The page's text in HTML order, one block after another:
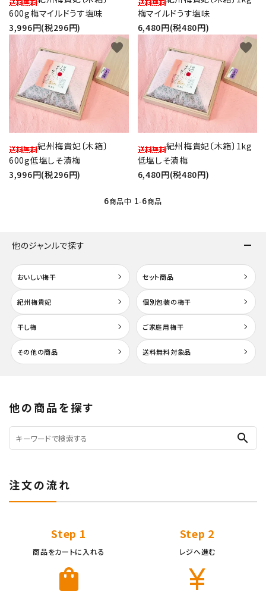
600g梅マイルドうす塩味
3,996円(税296円)
梅マイルドうす塩味
6,480円(税480円)
紀州梅貴妃〔木箱〕
600g低塩しそ漬梅
3,996円(税296円)
favorite
紀州梅貴妃〔木箱〕1kg
低塩しそ漬梅
6,480円(税480円)
favorite
6商品中 1-6商品
他のジャンルで探す
おいしい梅干 セット商品
紀州梅貴妃 個別包装の梅干
干し梅 ご家庭用梅干
その他の商品 送料無料対象品
他の商品を探す
search
キーワード
カテゴリー
注文の流れ
Step 1
商品をカートに入れる
shopping_bag
Step 2
レジへ進む
currency_yen